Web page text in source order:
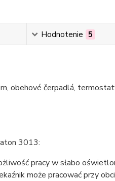
Hodnotenie 5
obehové čerpadlá,
3013:
pracy w słabo
może pracować przy